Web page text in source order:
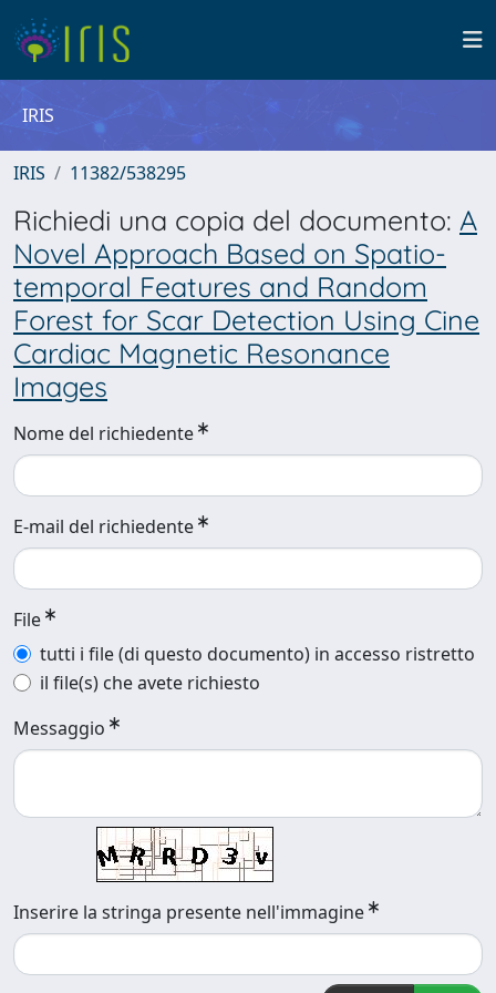
IRIS
IRIS 11382/538295
Richiedi una copia del documento: A
Novel Approach Based on Spatio-
temporal Features and Random
Forest for Scar Detection Using Cine
Cardiac Magnetic Resonance
Images
Nome del richiedente
E-mail del richiedente
File
tutti i file (di questo documento) in accesso ristretto
il file(s) che avete richiesto
Messaggio
Inserire la stringa presente nell'immagine